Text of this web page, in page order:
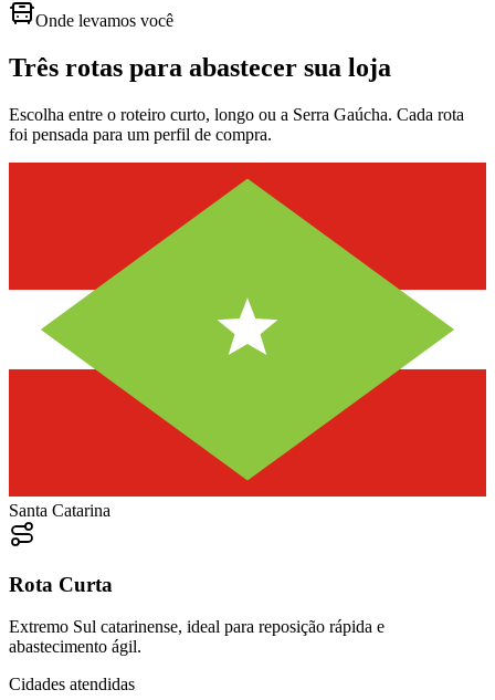
Onde levamos você
Três rotas para abastecer sua loja
Escolha entre o roteiro curto, longo ou a Serra Gaúcha. Cada rota
foi pensada para um perfil de compra.
Santa Catarina
Rota Curta
Extremo Sul catarinense, ideal para reposição rápida e
abastecimento ágil.
Cidades atendidas